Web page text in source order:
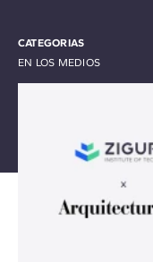
CATEGORIAS
EN LOS MEDIOS